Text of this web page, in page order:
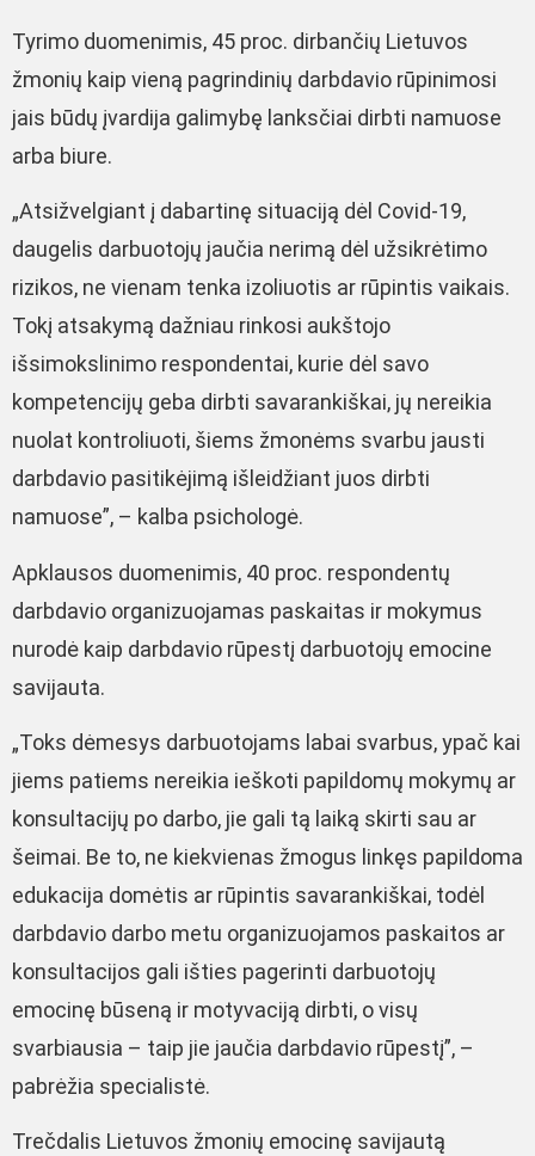
Tyrimo duomenimis, 45 proc. dirbančių Lietuvos
žmonių kaip vieną pagrindinių darbdavio rūpinimosi
jais būdų įvardija galimybę lanksčiai dirbti namuose
arba biure.
„Atsižvelgiant į dabartinę situaciją dėl Covid-19,
daugelis darbuotojų jaučia nerimą dėl užsikrėtimo
rizikos, ne vienam tenka izoliuotis ar rūpintis vaikais.
Tokį atsakymą dažniau rinkosi aukštojo
išsimokslinimo respondentai, kurie dėl savo
kompetencijų geba dirbti savarankiškai, jų nereikia
nuolat kontroliuoti, šiems žmonėms svarbu jausti
darbdavio pasitikėjimą išleidžiant juos dirbti
namuose”, – kalba psichologė.
Apklausos duomenimis, 40 proc. respondentų
darbdavio organizuojamas paskaitas ir mokymus
nurodė kaip darbdavio rūpestį darbuotojų emocine
savijauta.
„Toks dėmesys darbuotojams labai svarbus, ypač kai
jiems patiems nereikia ieškoti papildomų mokymų ar
konsultacijų po darbo, jie gali tą laiką skirti sau ar
šeimai. Be to, ne kiekvienas žmogus linkęs papildoma
edukacija domėtis ar rūpintis savarankiškai, todėl
darbdavio darbo metu organizuojamos paskaitos ar
konsultacijos gali išties pagerinti darbuotojų
emocinę būseną ir motyvaciją dirbti, o visų
svarbiausia – taip jie jaučia darbdavio rūpestį”, –
pabrėžia specialistė.
Trečdalis Lietuvos žmonių emocinę savijautą